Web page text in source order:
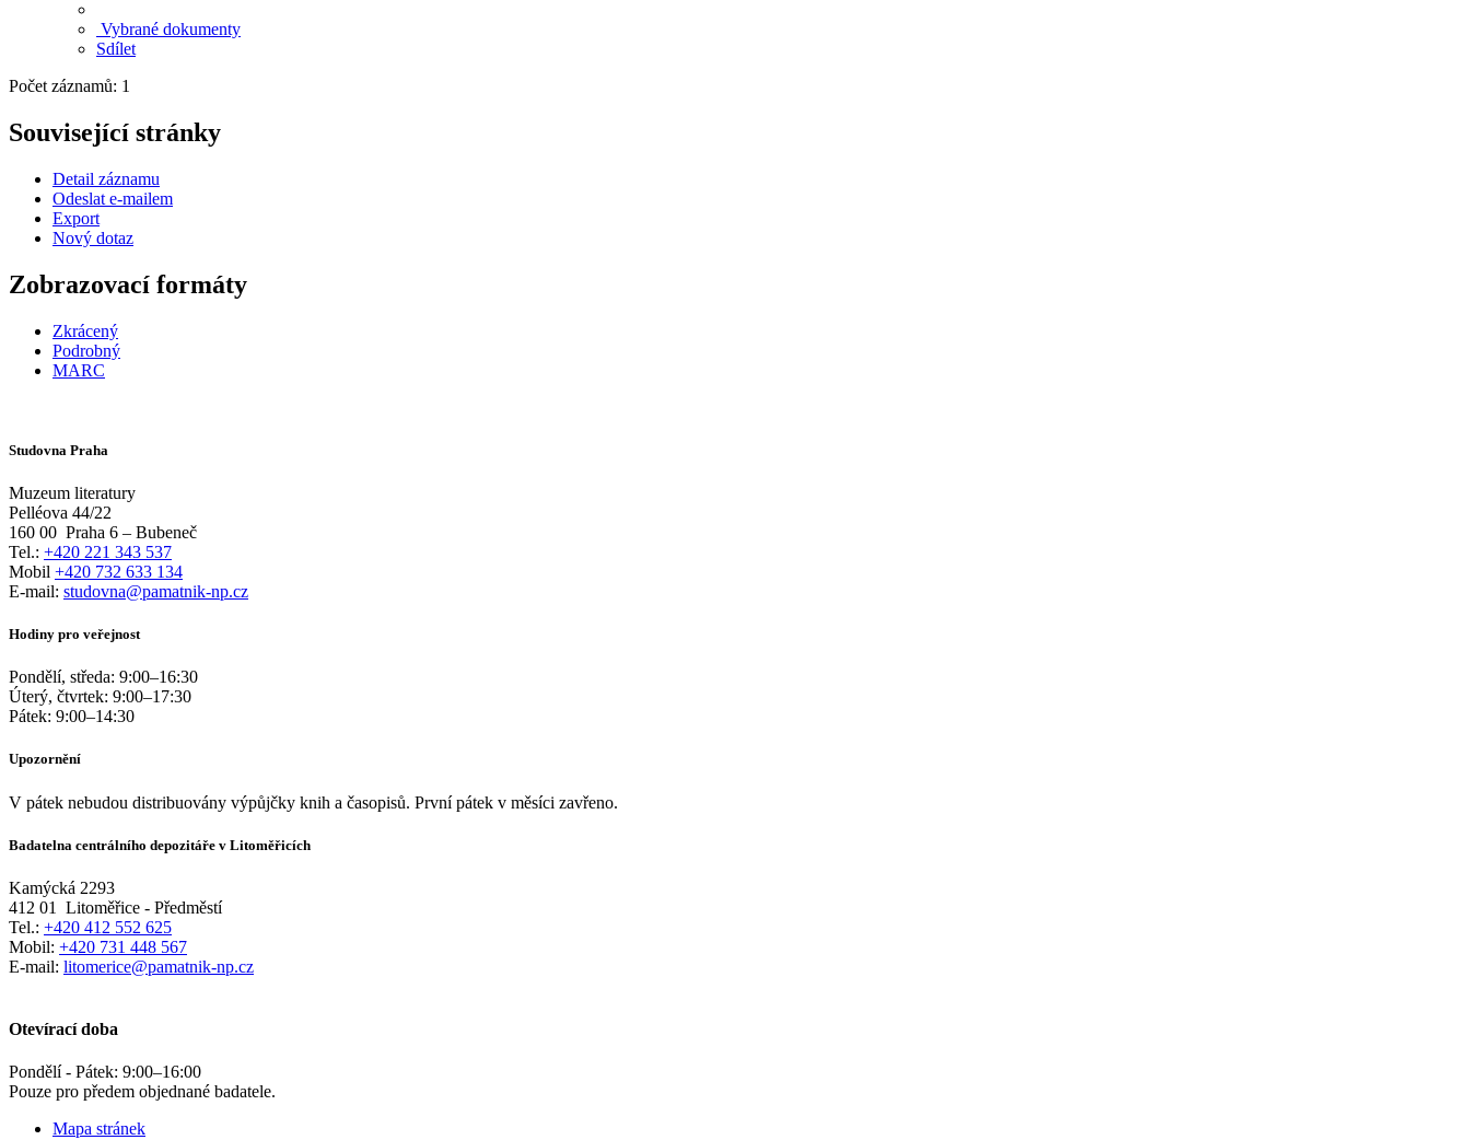
Vybrané dokumenty
Sdílet
Počet záznamů: 1
Související stránky
Detail záznamu
Odeslat e-mailem
Export
Nový dotaz
Zobrazovací formáty
Zkrácený
Podrobný
MARC
Studovna Praha
Muzeum literatury
Pelléova 44/22
160 00 Praha 6 – Bubeneč
Tel.: +420 221 343 537
Mobil +420 732 633 134
E-mail: studovna@pamatnik-np.cz
Hodiny pro veřejnost
Pondělí, středa: 9:00–16:30
Úterý, čtvrtek: 9:00–17:30
Pátek: 9:00–14:30
Upozornění
V pátek nebudou distribuovány výpůjčky knih a časopisů. První pátek v měsíci zavřeno.
Badatelna centrálního depozitáře v Litoměřicích
Kamýcká 2293
412 01
Litoměřice - Předměstí
Tel.: +420 412 552 625
Mobil: +420 731 448 567
E-mail: litomerice@pamatnik-np.cz
Otevírací doba
Pondělí - Pátek: 9:00–16:00
Pouze pro předem objednané badatele.
Mapa stránek